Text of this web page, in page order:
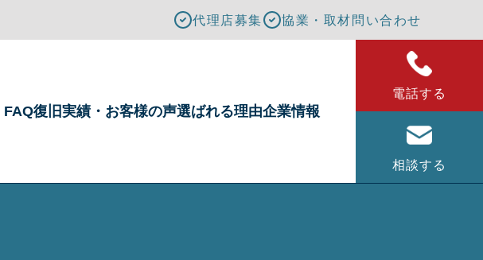
代理店募集 協業・取材問い合わせ
FAQ復旧実績・ お客様の声選ばれる理由企業情報
電話する
相談する